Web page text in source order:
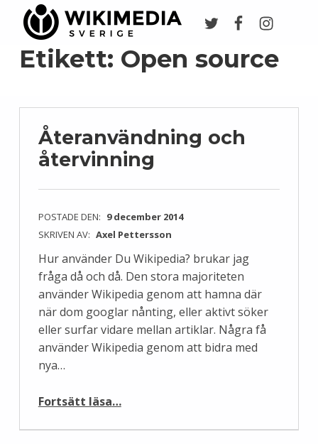
Etikett: Open source
Återanvändning och
återvinning
POSTADE DEN: 9 december 2014
SKRIVEN AV: Axel Pettersson
Hur använder Du Wikipedia? brukar jag
fråga då och då. Den stora majoriteten
använder Wikipedia genom att hamna där
när dom googlar nånting, eller aktivt söker
eller surfar vidare mellan artiklar. Några få
använder Wikipedia genom att bidra med
nya…
Fortsätt läsa…